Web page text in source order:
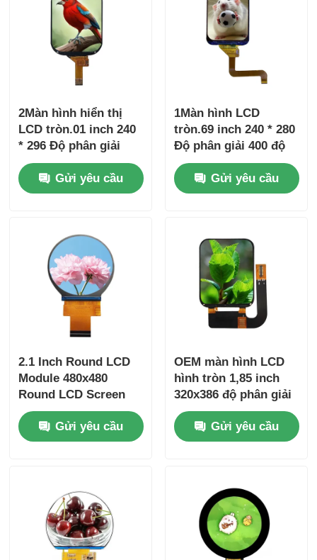
2Màn hình hiển thị
LCD tròn.01 inch 240
* 296 Độ phân giải
400 độ sáng SPI
Driver Interface IC
ST7789
Gửi yêu cầu
1Màn hình LCD
tròn.69 inch 240 * 280
Độ phân giải 400 độ
sáng trình điều khiển
giao diện SPI IC
ST7789V
Gửi yêu cầu
2.1 Inch Round LCD
Module 480x480
Round LCD Screen
300 Cd/M2 RGB + SPI
InterfaceGửi yêu cầu
OEM màn hình LCD
hình tròn 1,85 inch
320x386 độ phân giải
400 độ sáng QSPI
Gửi yêu cầu